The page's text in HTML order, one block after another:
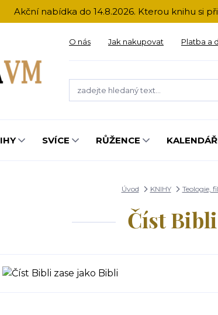
Akční nabídka do 14.8.2026. Kterou knihu si
O nás Jak nakupovat Platba a
SVÍCE RŮŽENCE
Úvod KNIHY Teologie,
Číst